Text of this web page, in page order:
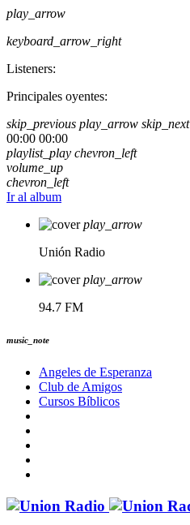
play_arrow
keyboard_arrow_right
Listeners:
Principales oyentes:
skip_previous play_arrow skip_next
00:00 00:00
playlist_play chevron_left
volume_up
chevron_left
Ir al album
play_arrow
Unión Radio
play_arrow
94.7 FM
music_note
Angeles de Esperanza
Club de Amigos
Cursos Bíblicos